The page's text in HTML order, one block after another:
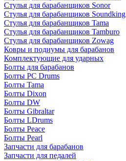
Стулья для барабанщиков Sonor
Стулья для барабанщиков Soundking
Стулья для барабанщиков Tama
Стулья для барабанщиков Tamburo
Стулья для барабанщиков Zowag
Ковры и подиумы для барабанов
Комплектующие для ударных
Болты для барабанов
Болты PC Drums
Болты Tama
Болты Dixon
Болты DW
Болты Gibraltar
Болты LDrums
Болты Peace
Болты Pearl
Запчасти для барабанов
Запчасти для педалей